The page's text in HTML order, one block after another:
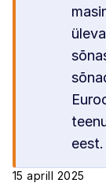
eest.
15 aprill 2025